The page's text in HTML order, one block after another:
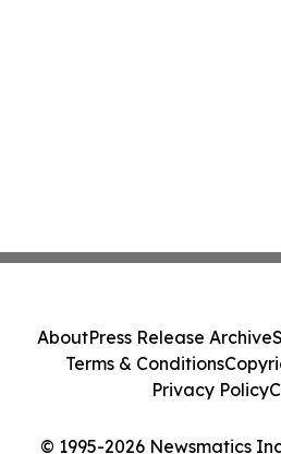
© 1995-2026 Newsmatics
AboutPress Release Archive
Terms & Conditions
Privacy Policy